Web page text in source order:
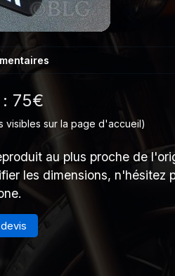
75€
visibles sur la page d'accueil)
au plus proche de
les dimensions, n'hésitez